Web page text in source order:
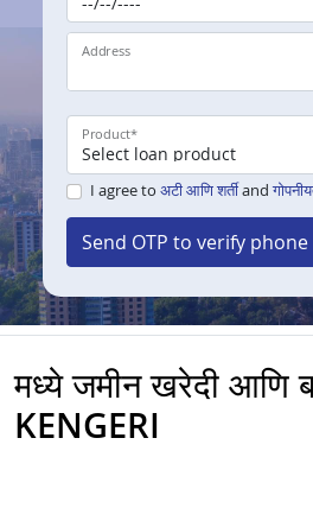
Address
Product*
I agree to अटी आणि शर्तीand
Send OTP to verify
मध्ये जमीन खरेदी आणि
KENGERI